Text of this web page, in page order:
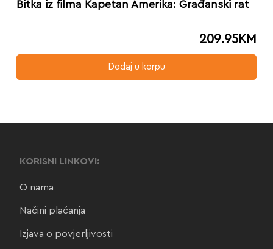
Bitka iz filma Kapetan Amerika: Građanski rat
209.95KM
Dodaj u korpu
KORISNI LINKOVI:
O nama
Načini plaćanja
Izjava o povjerljivosti